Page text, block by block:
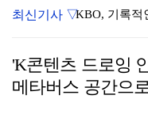
최신기사 ▽
'K콘텐츠 드로잉
메타버스 공간으